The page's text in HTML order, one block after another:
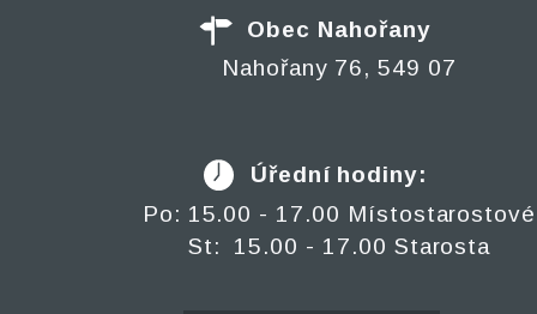
Obec Nahořany
Nahořany 76, 549 07
Úřední hodiny:
Po: 15.00 - 17.00 Místostarostové
St: 15.00 - 17.00 Starosta